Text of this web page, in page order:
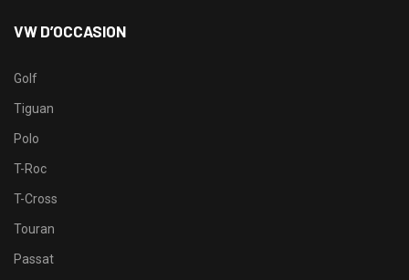
VW D’OCCASION
Golf
Tiguan
Polo
T-Roc
T-Cross
Touran
Passat